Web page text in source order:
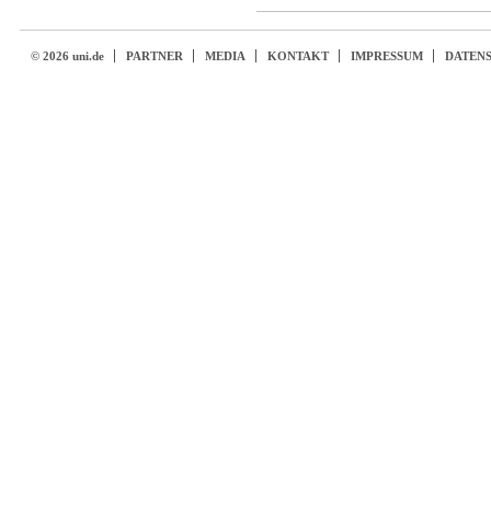
© 2026 uni.de PARTNER MEDIA KONTAKT IMPRESSUM